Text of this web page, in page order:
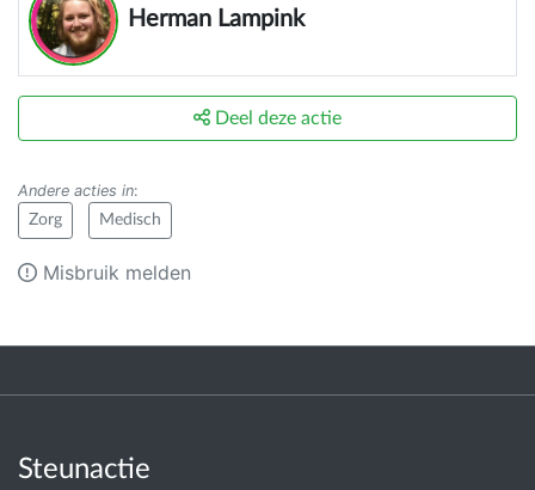
Herman Lampink
Deel deze actie
Andere acties in:
Zorg Medisch
Misbruik melden
Steunactie